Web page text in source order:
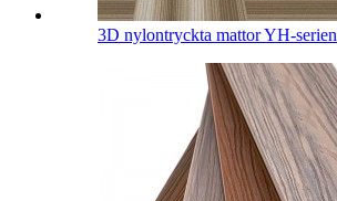
3D nylontryckta mattor YH-serien